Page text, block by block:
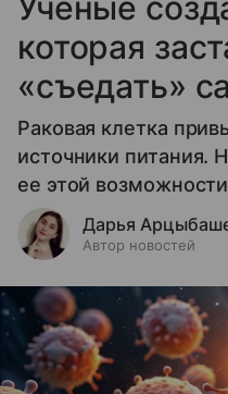
которая
«съедать»
Раковая клетка
источники питания.
ее этой
Дарья
Автор новостей